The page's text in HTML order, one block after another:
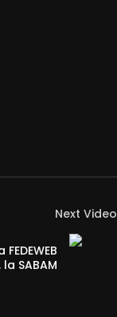
Next Video
la SABAM